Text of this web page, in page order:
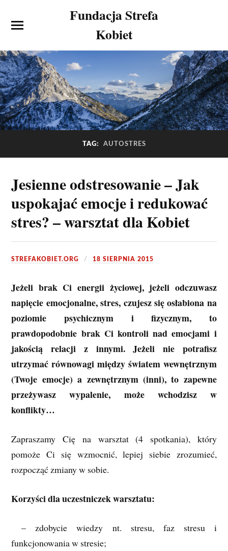
Fundacja Strefa
Kobiet
TAG: AUTOSTRES
Jesienne odstresowanie – Jak
uspokajać emocje i redukować
stres? – warsztat dla Kobiet
STREFAKOBIET.ORG 18 SIERPNIA 2015
Jeżeli brak Ci energii życiowej, jeżeli odczuwasz
napięcie emocjonalne, stres, czujesz się osłabiona na
poziomie psychicznym i fizycznym, to
prawdopodobnie brak Ci kontroli nad emocjami i
jakością relacji z innymi. Jeżeli nie potrafisz
utrzymać równowagi między światem wewnętrznym
(Twoje emocje) a zewnętrznym (inni), to zapewne
przeżywasz wypalenie, może wchodzisz w
konflikty…
Zapraszamy Cię na warsztat (4 spotkania), który
pomoże Ci się wzmocnić, lepiej siebie zrozumieć,
rozpocząć zmiany w sobie.
Korzyści dla uczestniczek warsztatu:
– zdobycie wiedzy nt. stresu, faz stresu i
funkcjonowania w stresie;